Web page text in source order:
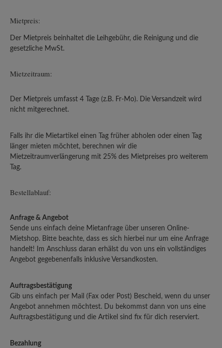
Mietpreis:
Der Mietpreis beinhaltet die Leihgebühr, die Reinigung und die
gesetzliche MwSt.
Mietzeitraum:
Der Mietpreis umfasst 4 Tage (z.B. Fr-Mo). Die Versandzeit wird
nicht mitgerechnet.
Falls ihr die Mietartikel einen Tag früher abholen oder einen Tag
länger mieten möchtet, berechnen wir die
Mietzeitraumverlängerung mit 25% des Mietpreises pro weiterem
Tag.
Bestellablauf:
Anfrage & Angebot
Sende uns einfach deine Mietanfrage über unseren Online-
Mietshop. Bitte beachte, dass es sich hierbei nur um eine Anfrage
handelt! Im Anschluss daran erhälst du von uns ein vollständiges
Angebot gegebenenfalls inklusive Versandkosten.
Auftragsbestätigung
Gib uns einfach per Mail (Fax oder Post) Bescheid, wenn du unser
Angebot annehmen möchtest. Du bekommst dann von uns eine
Auftragsbestätigung und die Artikel sind fix für dich reserviert.
Bezahlung